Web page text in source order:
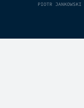
PIOTR JANKOWSKI